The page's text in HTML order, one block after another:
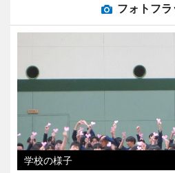
フォトフラ
学校の様子